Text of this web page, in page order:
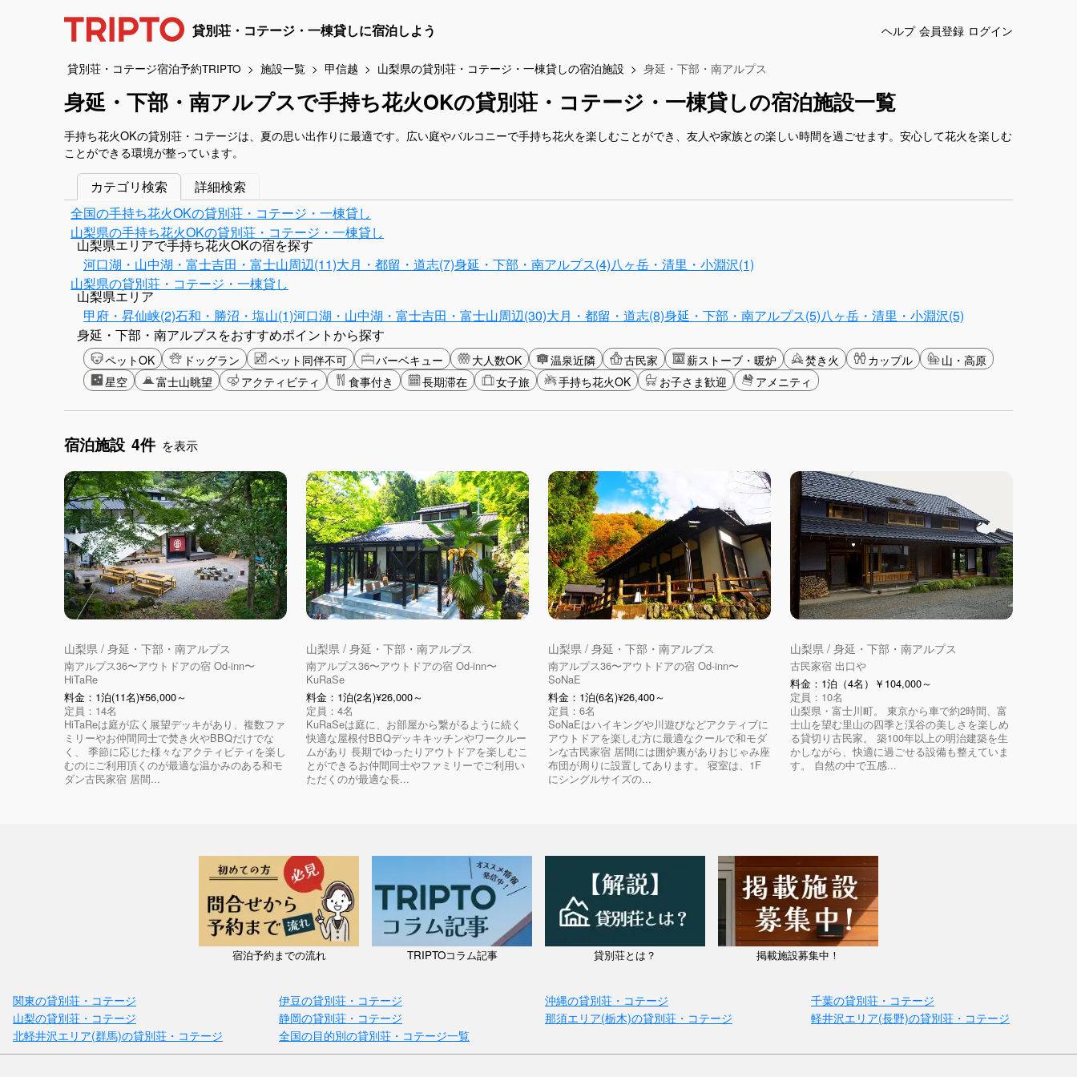
貸別荘・コテージ・一棟貸しに宿泊しよう ヘルプ 会員登録 ログイン
貸別荘・コテージ宿泊予約TRIPTO 施設一覧 甲信越 山梨県の貸別荘・コテージ・一棟貸しの宿泊施設 身延・下部・南アルプス
身延・下部・南アルプスで手持ち花火OKの貸別荘・コテージ・一棟貸しの宿泊施設一覧
手持ち花火OKの貸別荘・コテージは、夏の思い出作りに最適です。広い庭やバルコニーで手持ち花火を楽しむことができ、友人や家族との楽しい時間を過ごせます。安心して花火を楽しむ
ことができる環境が整っています。
カテゴリ検索
詳細検索
全国の手持ち花火OKの貸別荘・コテージ・一棟貸し
山梨県の手持ち花火OKの貸別荘・コテージ・一棟貸し
山梨県エリアで手持ち花火OKの宿を探す
河口湖・山中湖・富士吉田・富士山周辺(11)大月・都留・道志(7)身延・下部・南アルプス(4)八ヶ岳・清里・小淵沢(1)
山梨県の貸別荘・コテージ・一棟貸し
山梨県エリア
甲府・昇仙峡(2)石和・勝沼・塩山(1)河口湖・山中湖・富士吉田・富士山周辺(30)大月・都留・道志(8)身延・下部・南アルプス(5)八ヶ岳・清里・小淵沢(5)
身延・下部・南アルプスをおすすめポイントから探す
ペットOK ドッグラン ペット同伴不可 バーベキュー 大人数OK 温泉近隣 古民家 薪ストーブ・暖炉 焚き火 カップル
山・高原
星空
富士山眺望 アクティビティ 食事付き 長期滞在 女子旅 手持ち花火OK お子さま歓迎 アメニティ
宿泊施設 4件 を表示
山梨県 / 身延・下部・南アルプス
南アルプス36〜アウトドアの宿 Od-inn〜
HiTaRe
料金：1泊(11名)¥56,000～
定員：14名
HiTaReは庭が広く展望デッキがあり、複数ファ
ミリーやお仲間同士で焚き火やBBQだけでな
く、 季節に応じた様々なアクティビティを楽し
むのにご利用頂くのが最適な温かみのある和モ
ダン古民家宿 居間...
山梨県 / 身延・下部・南アルプス
南アルプス36〜アウトドアの宿 Od-inn〜
KuRaSe
料金：1泊(2名)¥26,000～
定員：4名
KuRaSeは庭に、お部屋から繋がるように続く
快適な屋根付BBQデッキキッチンやワークルー
ムがあり 長期でゆったりアウトドアを楽しむこ
とができるお仲間同士やファミリーでご利用い
ただくのが最適な長...
山梨県 / 身延・下部・南アルプス
南アルプス36〜アウトドアの宿 Od-inn〜
SoNaE
料金：1泊(6名)¥26,400～
定員：6名
SoNaEはハイキングや川遊びなどアクティブに
アウトドアを楽しむ方に最適なクールで和モダ
ンな古民家宿 居間には囲炉裏がありおじゃみ座
布団が周りに設置してあります。 寝室は、1F
にシングルサイズの...
山梨県 / 身延・下部・南アルプス
古民家宿 出口や
料金：1泊（4名）￥104,000～
定員：10名
山梨県・富士川町。 東京から車で約2時間、富
士山を望む里山の四季と渓谷の美しさを楽しめ
る貸切り古民家。 築100年以上の明治建築を生
かしながら、快適に過ごせる設備も整えていま
す。 自然の中で五感...
宿泊予約までの流れ TRIPTOコラム記事 貸別荘とは？ 掲載施設募集中！
関東の貸別荘・コテージ 伊豆の貸別荘・コテージ 沖縄の貸別荘・コテージ
千葉の貸別荘・コテージ
山梨の貸別荘・コテージ
静岡の貸別荘・コテージ 那須エリア(栃木)の貸別荘・コテージ
軽井沢エリア(長野)の貸別荘・コテージ
北軽井沢エリア(群馬)の貸別荘・コテージ
全国の目的別の貸別荘・コテージ一覧